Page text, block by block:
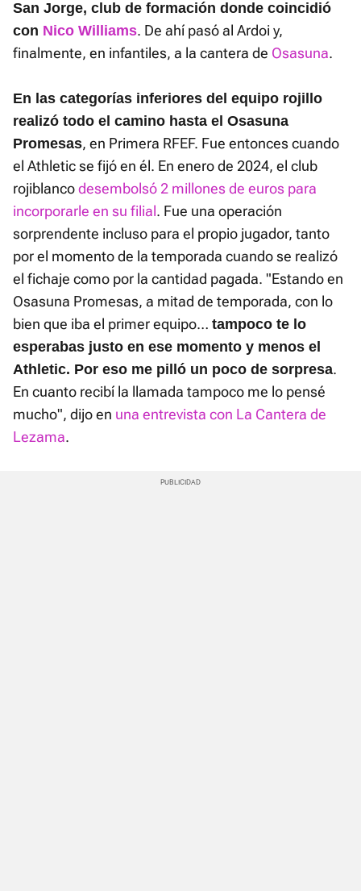
San Jorge, club de formación donde coincidió
con Nico Williams. De ahí pasó al Ardoi y,
finalmente, en infantiles, a la cantera de Osasuna.
En las categorías inferiores del equipo rojillo
realizó todo el camino hasta el Osasuna
Promesas, en Primera RFEF. Fue entonces cuando
el Athletic se fijó en él. En enero de 2024, el club
rojiblancodesembolsó 2 millones de euros para
incorporarle en su filial. Fue una operación
sorprendente incluso para el propio jugador, tanto
por el momento de la temporada cuando se realizó
el fichaje como por la cantidad pagada. "Estando en
Osasuna Promesas, a mitad de temporada, con lo
bien que iba el primer equipo… tampoco te lo
esperabas justo en ese momento y menos el
Athletic. Por eso me pilló un poco de sorpresa.
En cuanto recibí la llamada tampoco me lo pensé
mucho", dijo en una entrevista con La Cantera de
Lezama.